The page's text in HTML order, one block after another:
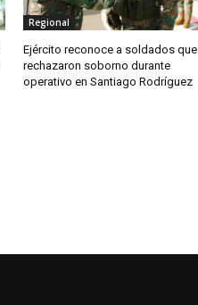
Regional
Ejército reconoce a soldados que
rechazaron soborno durante
operativo en Santiago Rodríguez